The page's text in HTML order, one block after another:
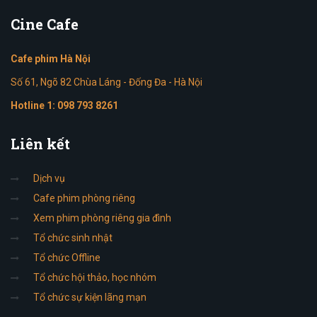
Cine Cafe
Cafe phim Hà Nội
Số 61, Ngõ 82 Chùa Láng - Đống Đa - Hà Nội
Hotline 1: 098 793 8261
Liên kết
Dịch vụ
Cafe phim phòng riêng
Xem phim phòng riêng gia đình
Tổ chức sinh nhật
Tổ chức Offline
Tổ chức hội thảo, học nhóm
Tổ chức sự kiện lãng mạn